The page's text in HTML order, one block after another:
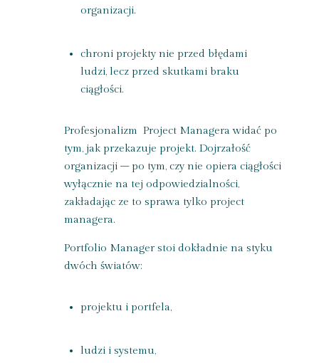
organizacji.
chroni projekty nie przed błędami
ludzi, lecz przed skutkami braku
ciągłości.
Profesjonalizm Project Managera widać po
tym, jak przekazuje projekt. Dojrzałość
organizacji – po tym, czy nie opiera ciągłości
wyłącznie na tej odpowiedzialności,
zakładając ze to sprawa tylko project
managera.
Portfolio Manager stoi dokładnie na styku
dwóch światów:
projektu i portfela,
ludzi i systemu,